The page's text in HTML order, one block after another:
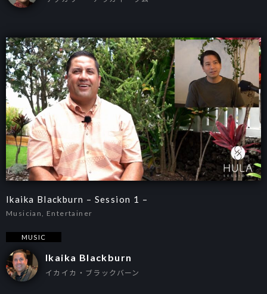
Ikaika Blackburn – Session 1 –
Musician, Entertainer
MUSIC
Ikaika Blackburn
イカイカ・ブラックバーン